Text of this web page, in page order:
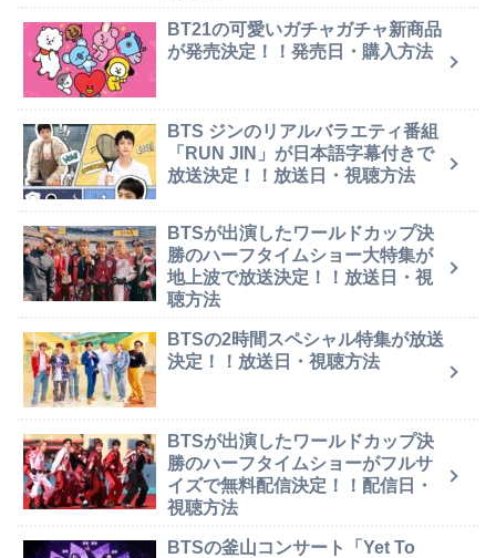
BT21の可愛いガチャガチャ新商品
が発売決定！！発売日・購入方法
BTS ジンのリアルバラエティ番組
「RUN JIN」が日本語字幕付きで
放送決定！！放送日・視聴方法
BTSが出演したワールドカップ決
勝のハーフタイムショー大特集が
地上波で放送決定！！放送日・視
聴方法
BTSの2時間スペシャル特集が放送
決定！！放送日・視聴方法
BTSが出演したワールドカップ決
勝のハーフタイムショーがフルサ
イズで無料配信決定！！配信日・
視聴方法
BTSの釜山コンサート「Yet To